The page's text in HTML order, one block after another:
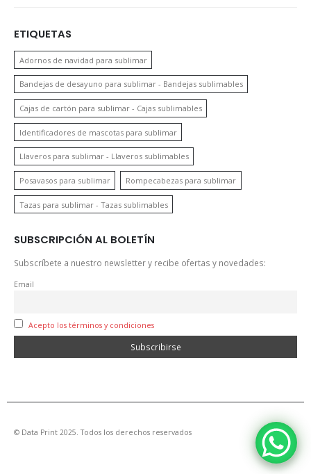
ETIQUETAS
Adornos de navidad para sublimar
Bandejas de desayuno para sublimar - Bandejas sublimables
Cajas de cartón para sublimar - Cajas sublimables
Identificadores de mascotas para sublimar
Llaveros para sublimar - Llaveros sublimables
Posavasos para sublimar Rompecabezas para sublimar
Tazas para sublimar - Tazas sublimables
SUBSCRIPCIÓN AL BOLETÍN
Subscríbete a nuestro newsletter y recibe ofertas y novedades:
Email
Acepto los términos y condiciones
© Data Print 2025. Todos los derechos reservados